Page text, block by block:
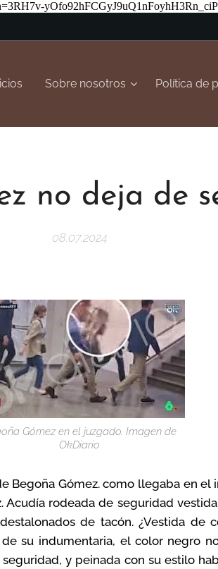
Sobre nosotros Política de
no deja de
08.07.2024
Gómez en el juzgado. Imagen de
OkDiario
Begoña Gómez. como llegaba en el
Acudía rodeada de seguridad
de tacón. ¿Vestida de
su indumentaria, el color negro
y peinada con su estilo